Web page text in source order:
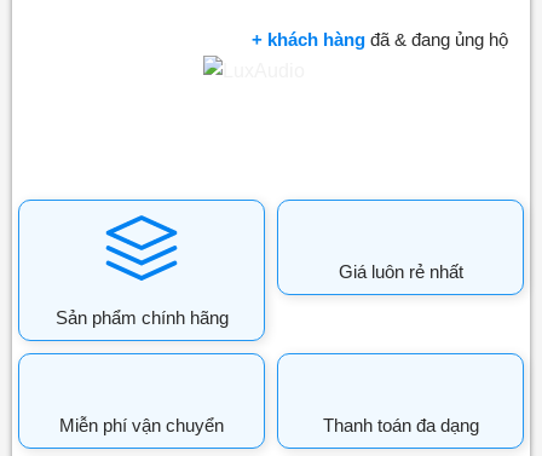
+ khách hàng đã & đang ủng hộ
Sản phẩm chính hãng
Giá luôn rẻ nhất
Miễn phí vận chuyển Thanh toán đa dạng